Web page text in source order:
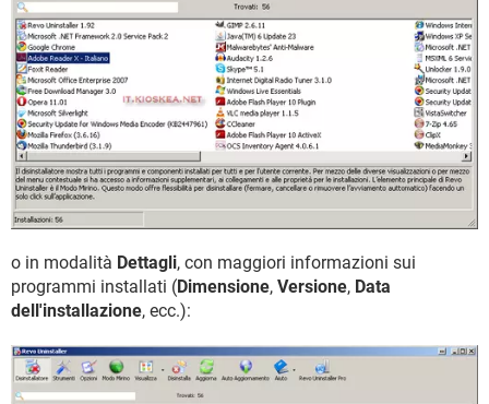
o in modalità Dettagli, con maggiori informazioni sui
programmi installati (Dimensione, Versione, Data
dell'installazione, ecc.):